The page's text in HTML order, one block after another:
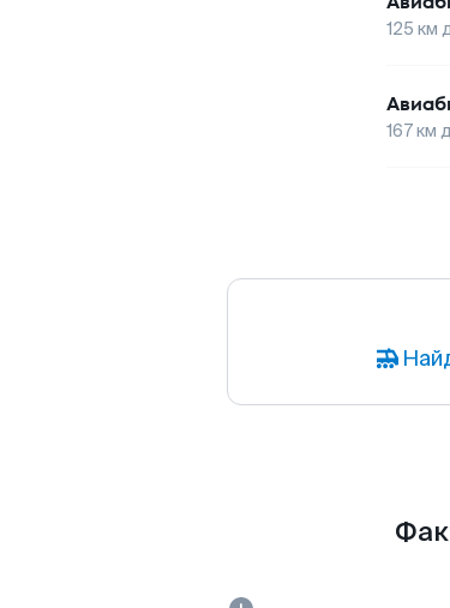
125 км
167км